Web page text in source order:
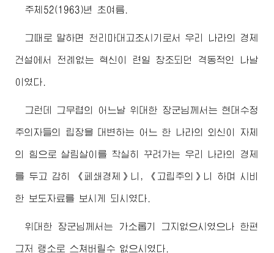
주체52(1963)년 초여름.
그때로 말하면 천리마대고조시기로서 우리 나라의 경제
건설에서 전례없는 혁신이 련일 창조되던 격동적인 나날
이였다.
그런데 그무렵의 어느날위대한 장군님 께서는 현대수정
주의자들의 립장을 대변하는 어느 한 나라의 외신이 자체
의 힘으로 살림살이를 착실히 꾸려가는 우리 나라의 경제
를 두고 감히 《페쇄경제》니, 《고립주의》니 하며 시비
한 보도자료를 보시게 되시였다.
위대한 장군님 께서는 가소롭기 그지없으시였으나 한편
그저 랭소로 스쳐버릴수 없으시였다.